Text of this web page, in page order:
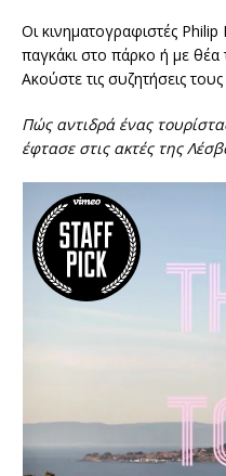
Οι κινηματογραφιστές
παγκάκι στο πάρκο ή με θέα
Ακούστε τις συζητήσεις
Πώς αντιδρά ένας
έφτασε στις ακτές της